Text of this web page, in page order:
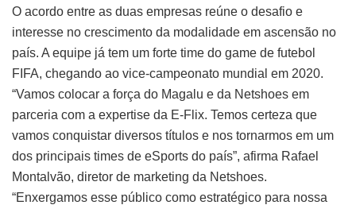
O acordo entre as duas empresas reúne o desafio e
interesse no crescimento da modalidade em ascensão no
país. A equipe já tem um forte time do game de futebol
FIFA, chegando ao vice-campeonato mundial em 2020.
“Vamos colocar a força do Magalu e da Netshoes em
parceria com a expertise da E-Flix. Temos certeza que
vamos conquistar diversos títulos e nos tornarmos em um
dos principais times de eSports do país”, afirma Rafael
Montalvão, diretor de marketing da Netshoes.
“Enxergamos esse público como estratégico para nossa